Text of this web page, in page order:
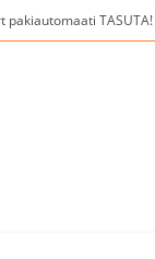
TASUTA!